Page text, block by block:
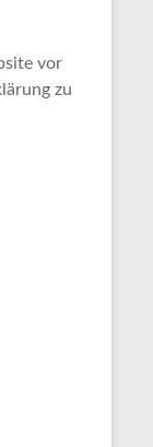
vor
zu